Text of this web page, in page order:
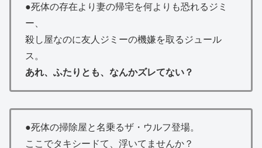
●死体の存在より妻の帰宅を何よりも恐れるジミ
ー、
殺し屋なのに友人ジミーの機嫌を取るジュール
ス。
あれ、ふたりとも、なんかズレてない？
●死体の掃除屋と名乗るザ・ウルフ登場。
ここでタキシードて、浮いてませんか？